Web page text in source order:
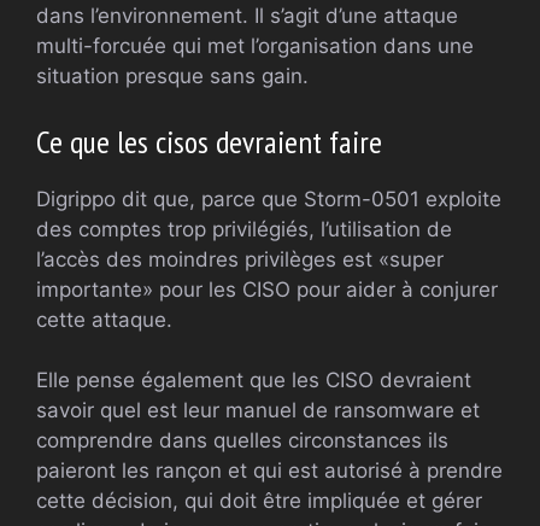
dans l’environnement. Il s’agit d’une attaque
multi-forcuée qui met l’organisation dans une
situation presque sans gain.
Ce que les cisos devraient faire
Digrippo dit que, parce que Storm-0501 exploite
des comptes trop privilégiés, l’utilisation de
l’accès des moindres privilèges est «super
importante» pour les CISO pour aider à conjurer
cette attaque.
Elle pense également que les CISO devraient
savoir quel est leur manuel de ransomware et
comprendre dans quelles circonstances ils
paieront les rançon et qui est autorisé à prendre
cette décision, qui doit être impliquée et gérer